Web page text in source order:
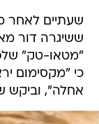
שעתיים לאחר
ששיגרה דור
"מטאו-טק"
כי "מקסימום
אחלה", וביקש